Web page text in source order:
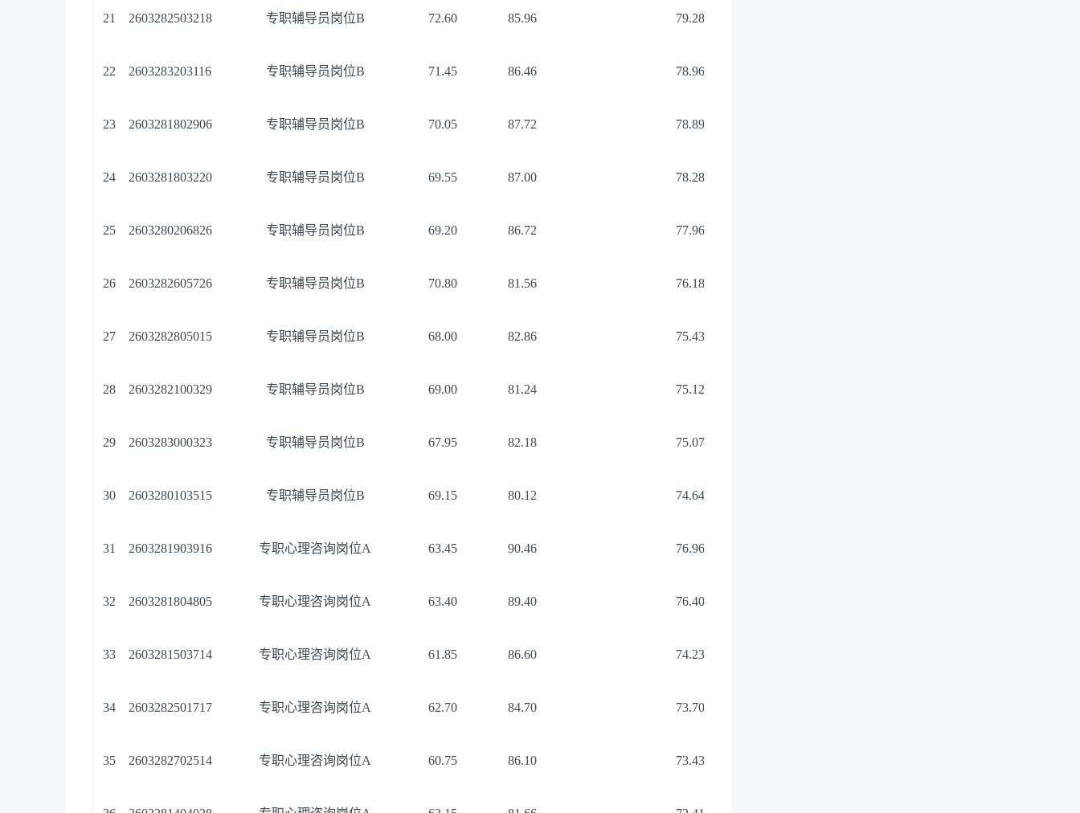
21 2603282503218 专职辅导员岗位B 72.60 85.96 79.28
22 2603283203116 专职辅导员岗位B 71.45 86.46 78.96
23 2603281802906 专职辅导员岗位B 70.05 87.72 78.89
24 2603281803220 专职辅导员岗位B 69.55 87.00 78.28
25 2603280206826 专职辅导员岗位B 69.20 86.72 77.96
26 2603282605726 专职辅导员岗位B 70.80 81.56 76.18
27 2603282805015 专职辅导员岗位B 68.00 82.86 75.43
28 2603282100329 专职辅导员岗位B 69.00 81.24 75.12
29 2603283000323 专职辅导员岗位B 67.95 82.18 75.07
30 2603280103515 专职辅导员岗位B 69.15 80.12 74.64
31 2603281903916 专职心理咨询岗位A 63.45 90.46 76.96
32 2603281804805 专职心理咨询岗位A 63.40 89.40 76.40
33 2603281503714 专职心理咨询岗位A 61.85 86.60 74.23
34 2603282501717 专职心理咨询岗位A 62.70 84.70 73.70
35 2603282702514 专职心理咨询岗位A 60.75 86.10 73.43